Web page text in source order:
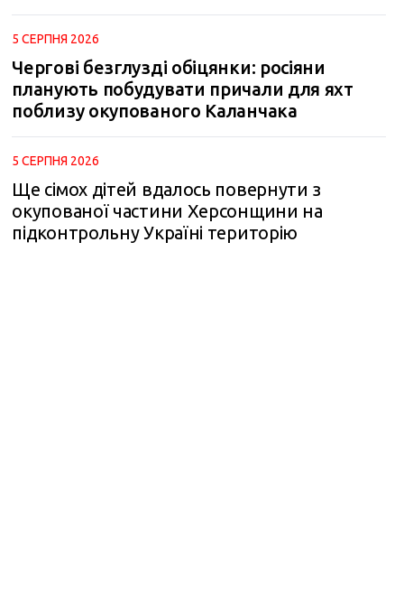
5 СЕРПНЯ 2026
Чергові безглузді обіцянки: росіяни
планують побудувати причали для яхт
поблизу окупованого Каланчака
5 СЕРПНЯ 2026
Ще сімох дітей вдалось повернути з
окупованої частини Херсонщини на
підконтрольну Україні територію